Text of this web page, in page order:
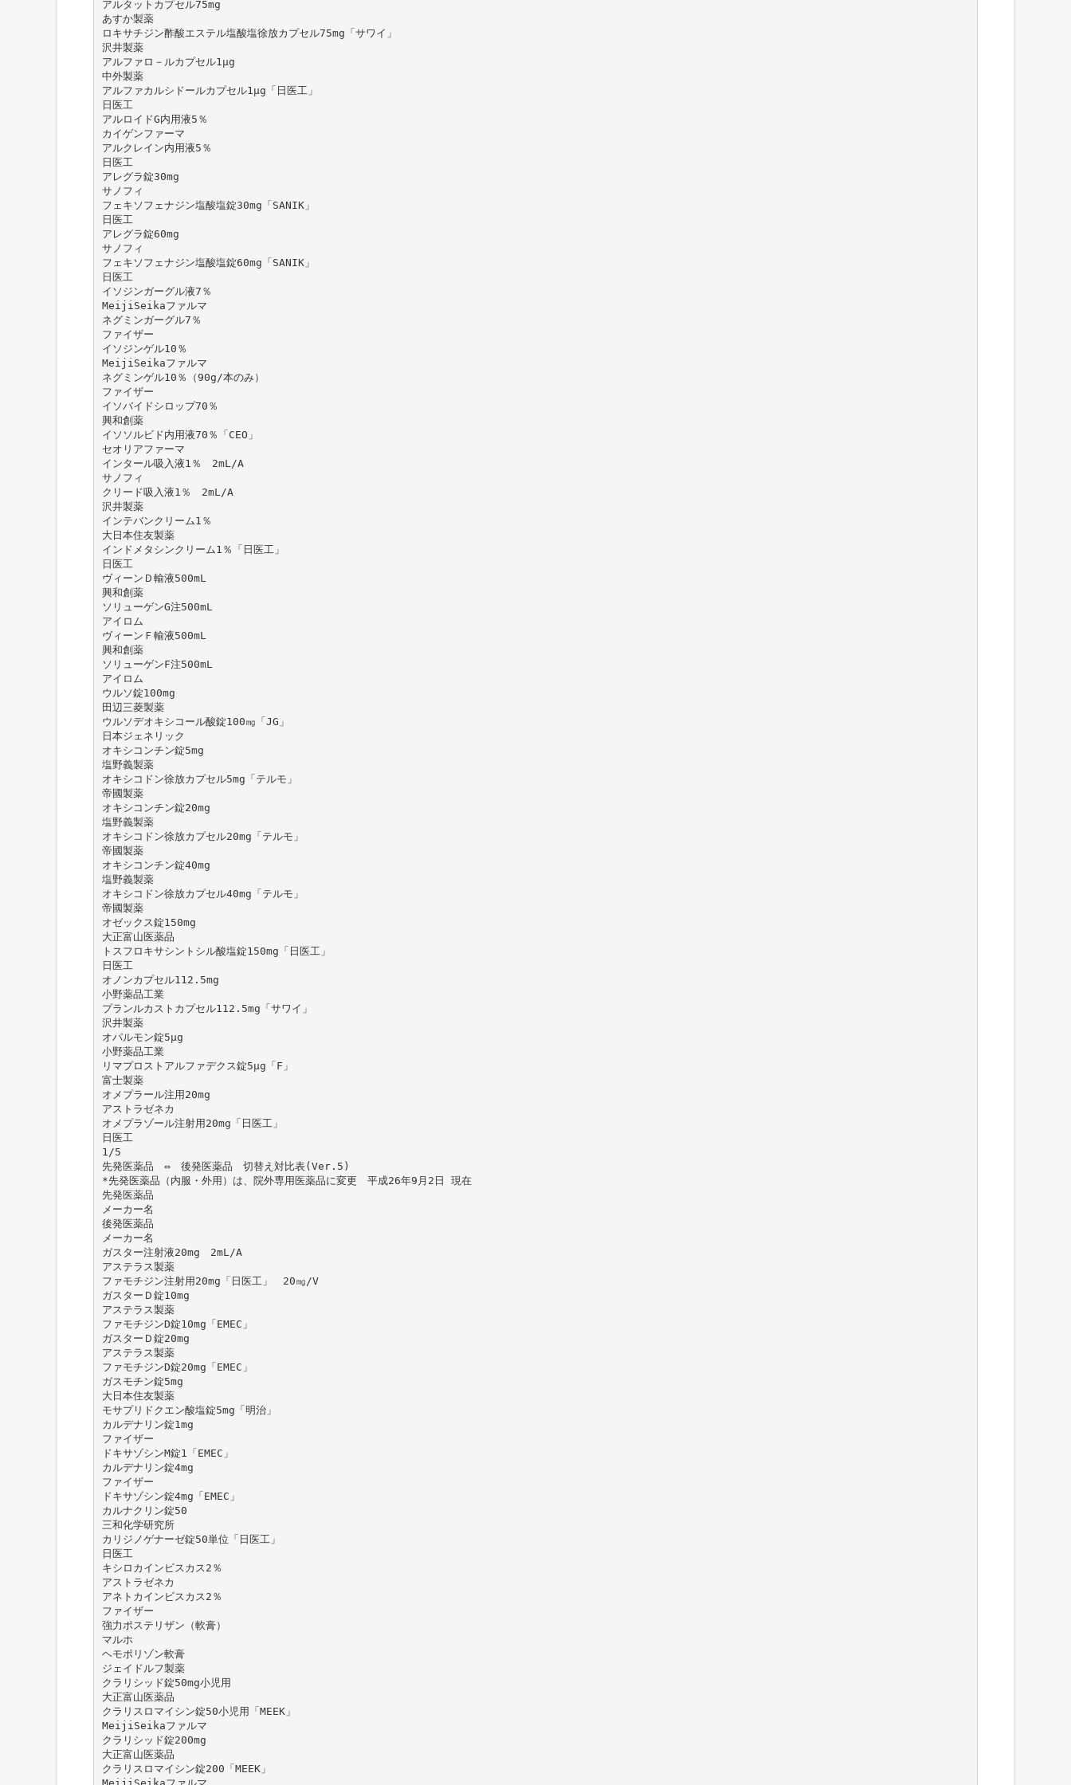
アルタットカプセル75mg
あすか製薬
ロキサチジン酢酸エステル塩酸塩徐放カプセル75mg「サワイ」
沢井製薬
アルファロ－ルカプセル1μg
中外製薬
アルファカルシドールカプセル1μg「日医工」
日医工
アルロイドG内用液5％
カイゲンファーマ
アルクレイン内用液5％
日医工
アレグラ錠30mg
サノフィ
フェキソフェナジン塩酸塩錠30mg「SANIK」
日医工
アレグラ錠60mg
サノフィ
フェキソフェナジン塩酸塩錠60mg「SANIK」
日医工
イソジンガーグル液7％
MeijiSeikaファルマ
ネグミンガーグル7％
ファイザー
イソジンゲル10％
MeijiSeikaファルマ
ネグミンゲル10％（90g/本のみ）
ファイザー
イソバイドシロップ70％
興和創薬
イソソルビド内用液70％「CEO」
セオリアファーマ
インタール吸入液1％ 2mL/A
サノフィ
クリード吸入液1％ 2mL/A
沢井製薬
インテバンクリーム1％
大日本住友製薬
インドメタシンクリーム1％「日医工」
日医工
ヴィーンＤ輸液500mL
興和創薬
ソリューゲンG注500mL
アイロム
ヴィーンＦ輸液500mL
興和創薬
ソリューゲンF注500mL
アイロム
ウルソ錠100mg
田辺三菱製薬
ウルソデオキシコール酸錠100㎎「JG」
日本ジェネリック
オキシコンチン錠5mg
塩野義製薬
オキシコドン徐放カプセル5mg「テルモ」
帝國製薬
オキシコンチン錠20mg
塩野義製薬
オキシコドン徐放カプセル20mg「テルモ」
帝國製薬
オキシコンチン錠40mg
塩野義製薬
オキシコドン徐放カプセル40mg「テルモ」
帝國製薬
オゼックス錠150mg
大正富山医薬品
トスフロキサシントシル酸塩錠150mg「日医工」
日医工
オノンカプセル112.5mg
小野薬品工業
プランルカストカプセル112.5mg「サワイ」
沢井製薬
オパルモン錠5μg
小野薬品工業
リマプロストアルファデクス錠5μg「F」
富士製薬
オメプラール注用20mg
アストラゼネカ
オメプラゾール注射用20mg「日医工」
日医工
1/5
先発医薬品 ⇔ 後発医薬品 切替え対比表(Ver.5)
*先発医薬品（内服・外用）は、院外専用医薬品に変更 平成26年9月2日 現在
先発医薬品
メーカー名
後発医薬品
メーカー名
ガスター注射液20mg 2mL/A
アステラス製薬
ファモチジン注射用20mg「日医工」 20㎎/V
ガスターＤ錠10mg
アステラス製薬
ファモチジンD錠10mg「EMEC」
ガスターＤ錠20mg
アステラス製薬
ファモチジンD錠20mg「EMEC」
ガスモチン錠5mg
大日本住友製薬
モサプリドクエン酸塩錠5mg「明治」
カルデナリン錠1mg
ファイザー
ドキサゾシンM錠1「EMEC」
カルデナリン錠4mg
ファイザー
ドキサゾシン錠4mg「EMEC」
カルナクリン錠50
三和化学研究所
カリジノゲナーゼ錠50単位「日医工」
日医工
キシロカインビスカス2％
アストラゼネカ
アネトカインビスカス2％
ファイザー
強力ポステリザン（軟膏）
マルホ
ヘモポリゾン軟膏
ジェイドルフ製薬
クラリシッド錠50mg小児用
大正富山医薬品
クラリスロマイシン錠50小児用「MEEK」
MeijiSeikaファルマ
クラリシッド錠200mg
大正富山医薬品
クラリスロマイシン錠200「MEEK」
MeijiSeikaファルマ